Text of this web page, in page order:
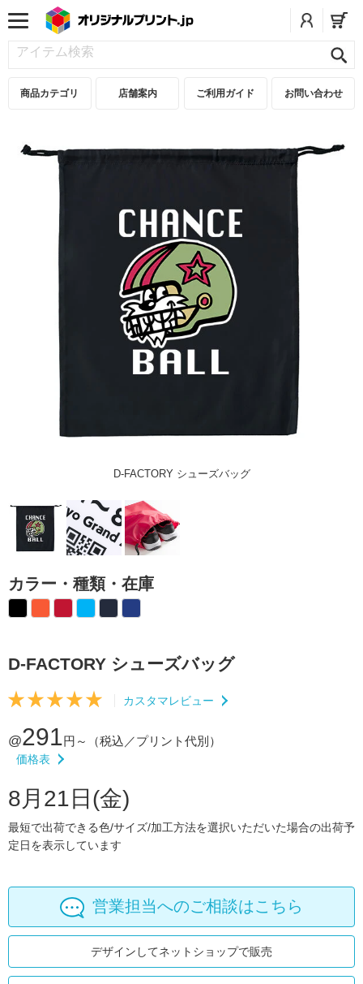
商品カテゴリ 店舗案内 ご利用ガイド お問い合わせ
D-FACTORY シューズバッグ
カラー・種類・在庫
D-FACTORY シューズバッグ
カスタマレビュー
@291円～ （税込／プリント代別）
価格表
8月21日(金)
最短で出荷できる色/サイズ/加工方法を選択いただいた場合の出荷予
定日を表示しています
営業担当へのご相談はこちら
デザインしてネットショップで販売